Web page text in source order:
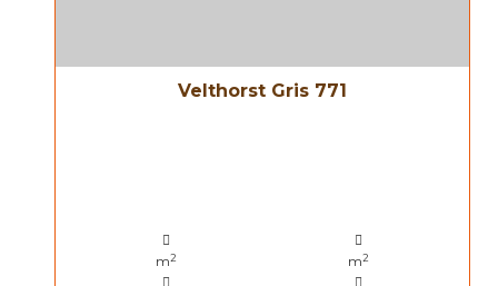
Velthorst Gris 771
m2 m2